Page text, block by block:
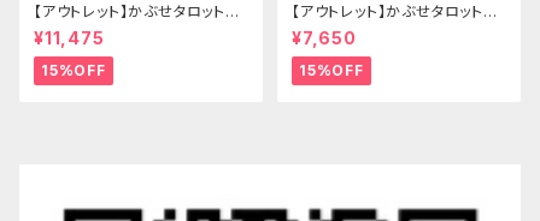
【アウトレット】かぶせタロットケ
ース -Hermit- ゴシックブラウ
ン
¥11,475
15%OFF
【アウトレット】かぶせタロットケ
ース -Hermit- mini ゴシックブ
ルー
¥7,650
15%OFF